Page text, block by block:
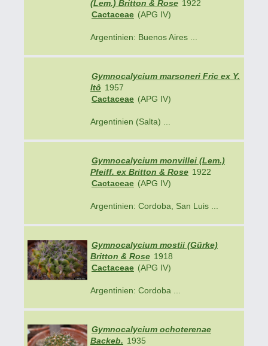
(Lem.) Britton & Rose 1922
Cactaceae (APG IV)
Argentinien: Buenos Aires ...
Gymnocalycium marsoneri Fric ex Y.
Itô 1957
Cactaceae (APG IV)
Argentinien (Salta) ...
Gymnocalycium monvillei (Lem.)
Pfeiff. ex Britton & Rose 1922
Cactaceae (APG IV)
Argentinien: Cordoba, San Luis ...
Gymnocalycium mostii (Gürke)
Britton & Rose 1918
Cactaceae (APG IV)
Argentinien: Cordoba ...
Gymnocalycium ochoterenae
Backeb. 1935